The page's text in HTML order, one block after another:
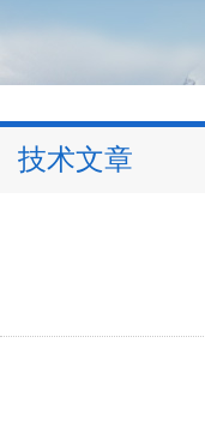
技术文章